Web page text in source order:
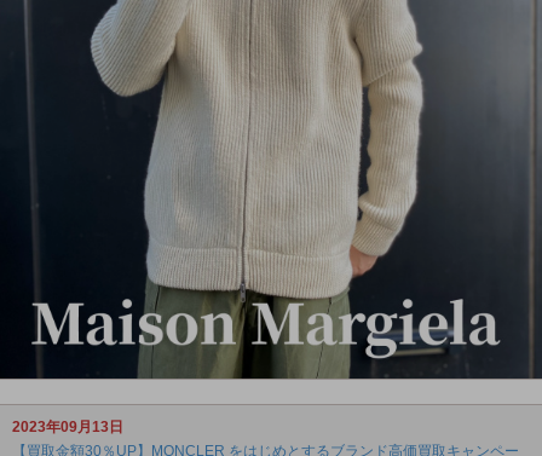
2023年09月13日
【買取金額30％UP】MONCLER をはじめとするブランド高価買取キャンペー